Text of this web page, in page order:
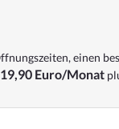
einen
Euro/Monat